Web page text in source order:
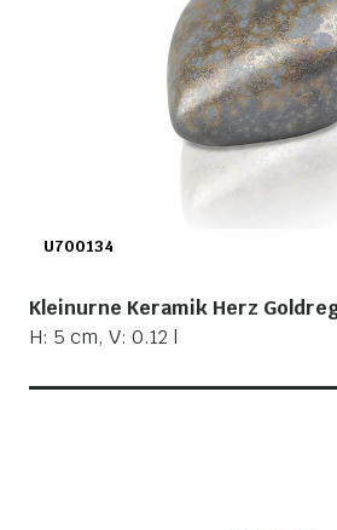
U700134
Kleinurne Keramik Herz
H: 5 cm, V: 0.12 l